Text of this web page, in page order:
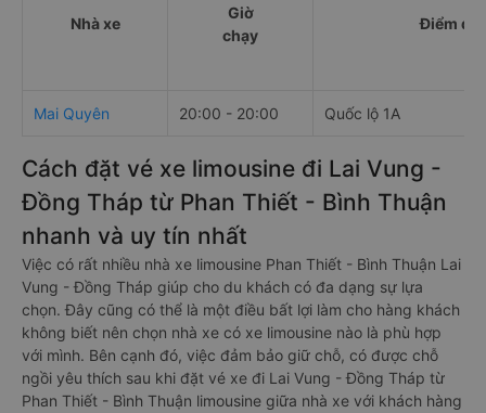
Nhà xe
Giờ
chạy
Điểm đi
Mai Quyên 20:00 - 20:00 Quốc lộ 1A
Cách đặt vé xe limousine đi Lai Vung -
Đồng Tháp từ Phan Thiết - Bình Thuận
nhanh và uy tín nhất
Việc có rất nhiều nhà xe limousine Phan Thiết - Bình Thuận Lai
Vung - Đồng Tháp giúp cho du khách có đa dạng sự lựa
chọn. Đây cũng có thể là một điều bất lợi làm cho hàng khách
không biết nên chọn nhà xe có xe limousine nào là phù hợp
với mình. Bên cạnh đó, việc đảm bảo giữ chỗ, có được chỗ
ngồi yêu thích sau khi đặt vé xe đi Lai Vung - Đồng Tháp từ
Phan Thiết - Bình Thuận limousine giữa nhà xe với khách hàng